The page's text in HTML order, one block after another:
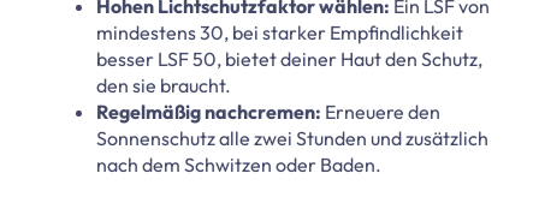
Hohen Lichtschutzfaktor wählen: Ein LSF von
mindestens 30, bei starker Empfindlichkeit
besser LSF 50, bietet deiner Haut den Schutz,
den sie braucht.
Regelmäßig nachcremen: Erneuere den
Sonnenschutz alle zwei Stunden und zusätzlich
nach dem Schwitzen oder Baden.